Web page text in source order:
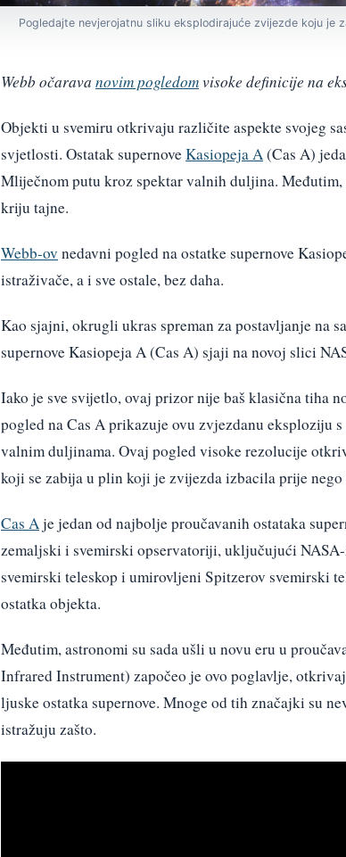
Pogledajte nevjerojatnu sliku eksplodirajuće zvijezde koju je
Webb očarava novim pogledomvisoke definicije na
Objekti u svemiru otkrivaju različite aspekte svojeg
svjetlosti. Ostatak supernoveKasiopeja A(Cas A)
Mliječnom putu kroz spektar valnih duljina.
kriju tajne.
Webb-ov nedavni pogled na ostatke supernove
istraživače, a i sve ostale, bez daha.
Kao sjajni, okrugli ukras spreman za postavljanje na
supernove Kasiopeja A (Cas A) sjaji na novoj slici
Iako je sve svijetlo, ovaj prizor nije baš klasična tiha
pogled na Cas A prikazuje ovu zvjezdanu eksploziju
valnim duljinama. Ovaj pogled visoke rezolucije
koji se zabija u plin koji je zvijezda izbacila prije
Cas Aje jedan od najbolje proučavanih ostataka
zemaljski i svemirski opservatoriji, uključujući
svemirski teleskop i umirovljeni Spitzerov svemirski
ostatka objekta.
Međutim, astronomi su sada ušli u novu eru u
Infrared Instrument) započeo je ovo poglavlje,
ljuske ostatka supernove. Mnoge od tih značajki su
istražuju zašto.